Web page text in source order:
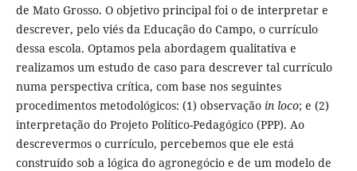
de Mato Grosso. O objetivo principal foi o de interpretar e
descrever, pelo viés da Educação do Campo, o currículo
dessa escola. Optamos pela abordagem qualitativa e
realizamos um estudo de caso para descrever tal currículo
numa perspectiva crítica, com base nos seguintes
procedimentos metodológicos: (1) observação in loco; e (2)
interpretação do Projeto Político-Pedagógico (PPP). Ao
descrevermos o currículo, percebemos que ele está
construído sob a lógica do agronegócio e de um modelo de